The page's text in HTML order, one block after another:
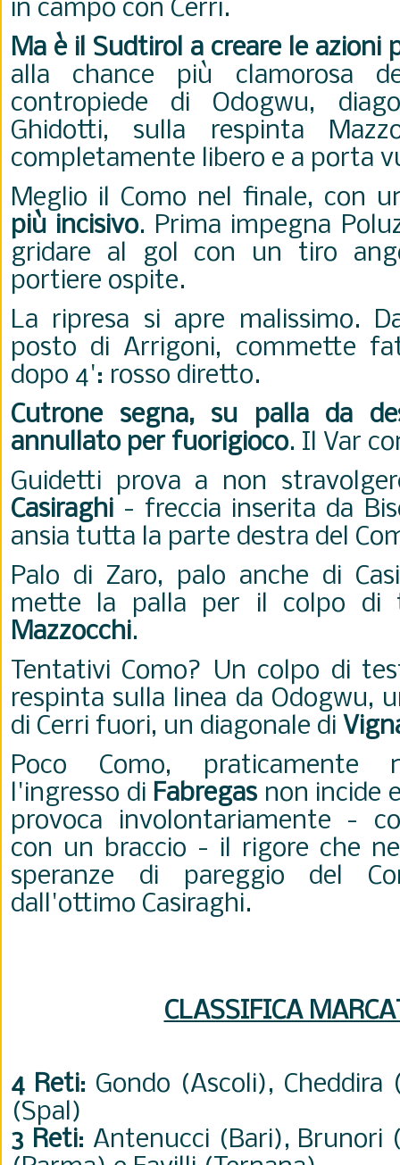
in campo con Cerri.
Ma è il Sudtirol a creare le azioni
alla chance più clamorosa
contropiede di Odogwu,
Ghidotti, sulla respinta
completamente libero e a porta
Meglio il Como nel finale, con
più incisivo. Prima impegna
gridare al gol con un tiro
portiere ospite.
La ripresa si apre malissimo.
posto di Arrigoni, commette
dopo 4': rosso diretto.
Cutrone segna, su palla da
annullato per fuorigioco. Il Var
Guidetti prova a non
Casiraghi - freccia inserita da
ansia tutta la parte destra del
Palo di Zaro, palo anche di
mette la palla per il colpo di
Mazzocchi.
Tentativi Como? Un colpo di
respinta sulla linea da Odogwu,
di Cerri fuori, un diagonale di
Poco Como, praticamente
l'ingresso di Fabregas non incide
provoca involontariamente -
con un braccio - il rigore che
speranze di pareggio del
dall'ottimo Casiraghi.
CLASSIFICA
4 Reti: Gondo (Ascoli),
(Spal)
3 Reti: Antenucci (Bari), Brunori